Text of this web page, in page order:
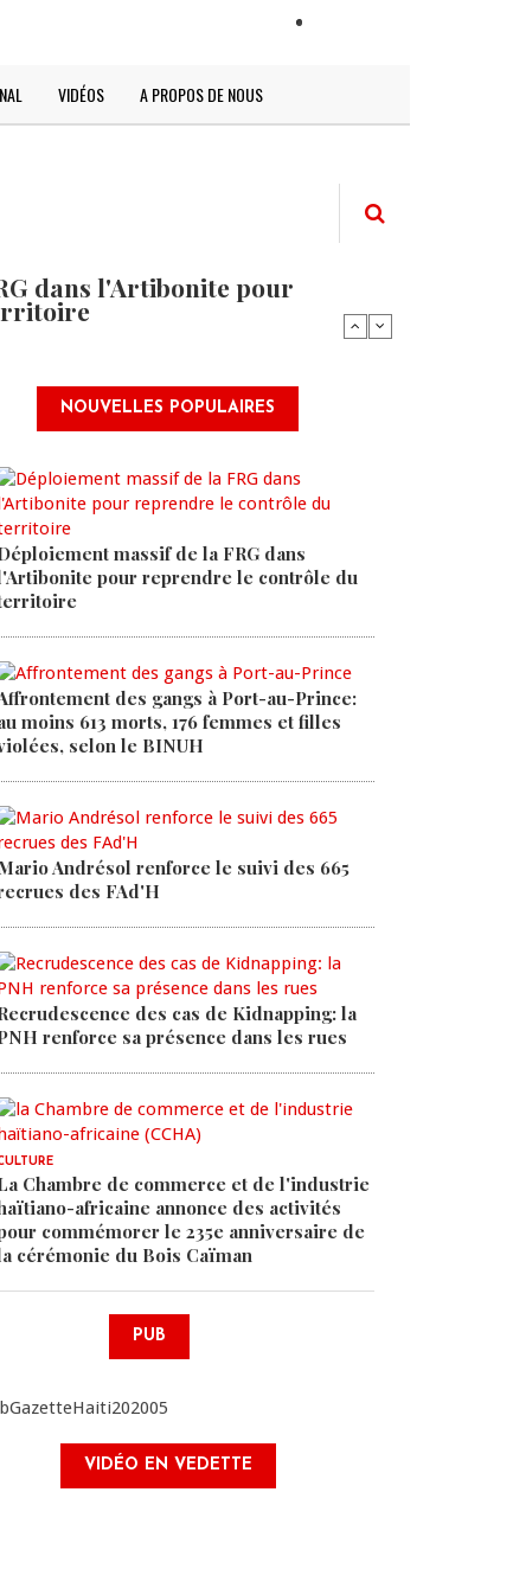
VIDÉOS A PROPOS DE NOUS
dans l'Artibonite pour
NOUVELLES POPULAIRES
massif de la FRG dans
pour reprendre le contrôle du
des gangs à Port-au-Prince:
moins 613 morts, 176 femmes et filles
selon le BINUH
Andrésol renforce le suivi des 665
des FAd'H
des cas de Kidnapping: la
renforce sa présence dans les rues
Chambre de commerce et de l'industrie
africaine annonce des activités
commémorer le 235e anniversaire de
cérémonie du Bois Caïman
PUB
VIDÉO EN VEDETTE